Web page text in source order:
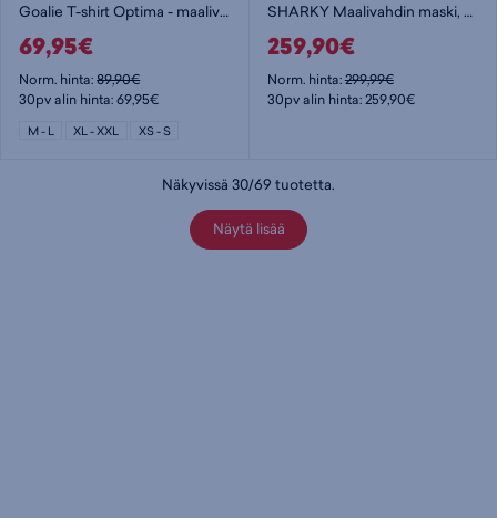
Goalie T-shirt Optima - maalivahdin paita
69,95€
Norm. hinta:89,90€
30pv alin hinta: 69,95€
M - L XL - XXL XS - S
SHARKY Maalivahdin maski, musta
259,90€
Norm. hinta:299,99€
30pv alin hinta: 259,90€
Näkyvissä 30/69 tuotetta.
Näytä lisää